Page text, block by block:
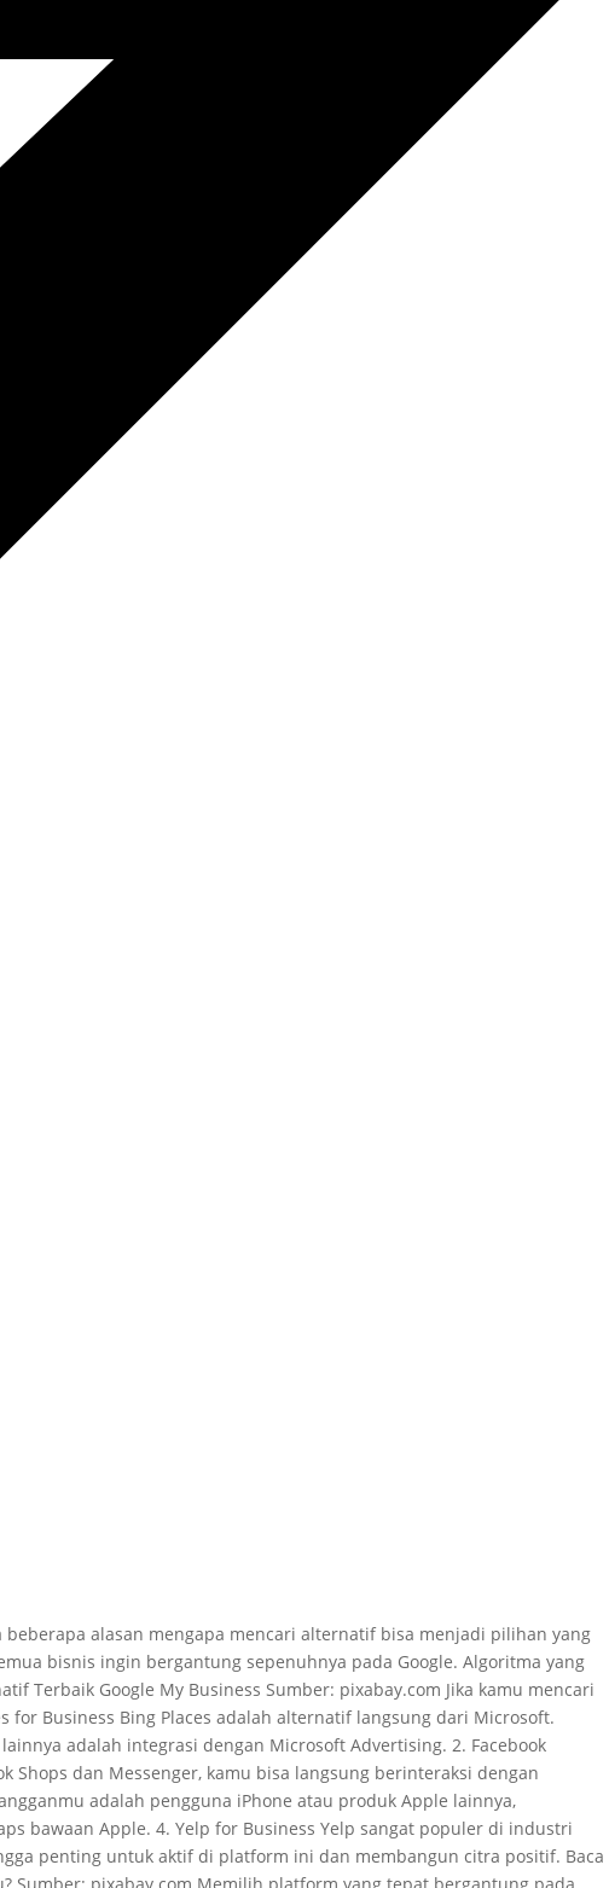
alasan mengapa mencari alternatif bisa menjadi pilihan yang
bisnis ingin bergantung sepenuhnya pada Google. Algoritma yang
Terbaik Google My Business Sumber: pixabay.com Jika kamu mencari
Business Bing Places adalah alternatif langsung dari Microsoft.
adalah integrasi dengan Microsoft Advertising. 2. Facebook
Shops dan Messenger, kamu bisa langsung berinteraksi dengan
adalah pengguna iPhone atau produk Apple lainnya,
bawaan Apple. 4. Yelp for Business Yelp sangat populer di industri
penting untuk aktif di platform ini dan membangun citra positif. Baca